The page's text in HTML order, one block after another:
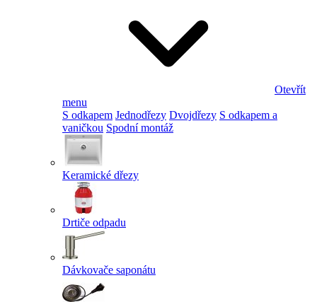
Otevřít
menu
S odkapem Jednodřezy Dvojdřezy S odkapem a
vaničkou Spodní montáž
Keramické dřezy
Drtiče odpadu
Dávkovače saponátu